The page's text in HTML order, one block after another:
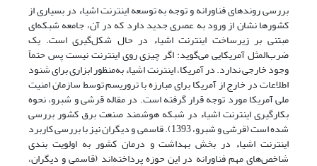
بررسی روندهای فناورانه و توجه به توسعه اینترنت اشیاء در بسیاری از
کشورها نشان از ورود به عصری جدید دارد که در آن، جامعه شبکه‌ای
مبتنی بر زیرساخت اینترنت اشیاء در حال شکل‌گیری است. یک
ضرب‌المثل آمریکایی می‌گوید: اگر چیزی روی اینترنت نیست پس حتماً
وجود خارجی ندارد. در آمریکا، اینترنت اشیاء به‌منظور ابزاری برای شنود
اطلاعات در خارج از آمریکا برای مبارزه با تروریسم توسط سازمان امنیت
ملی آمریکا مورد توجه قرار گرفته است. در مقاله قرشی و شبرو، نحوه
بکارگیری اینترنت اشیاء در شبکه هوشمند صنعت برق کشور بررسی
شده است (قرشی و شبرو، 1393). قاسمی و دیگران نیز با بررسی کاربرد
اینترنت اشیاء در بخش بهداشت و درمان کشور به اولویت بندی
شاخص‌های مهم فناورانه در این حوزه پرداخته‌اند (قاسمی و دیگران،